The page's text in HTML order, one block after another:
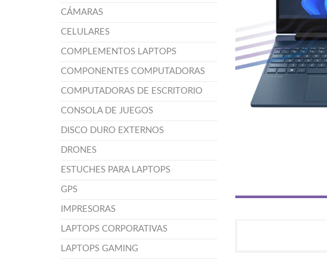
CÁMARAS
CELULARES
COMPLEMENTOS LAPTOPS
COMPONENTES COMPUTADORAS
COMPUTADORAS DE ESCRITORIO
CONSOLA DE JUEGOS
DISCO DURO EXTERNOS
DRONES
ESTUCHES PARA LAPTOPS
GPS
IMPRESORAS
LAPTOPS CORPORATIVAS
LAPTOPS GAMING